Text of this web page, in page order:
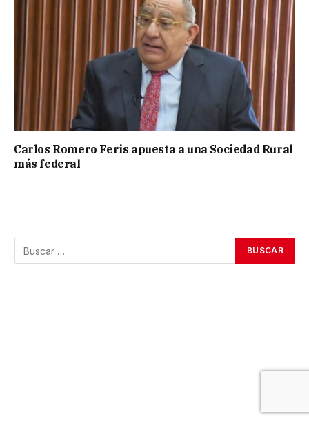
Carlos Romero Feris apuesta a una Sociedad Rural
más federal